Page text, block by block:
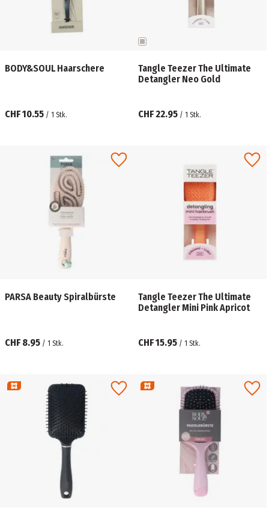
BODY&SOUL Haarschere
CHF 10.55 / 1 Stk.
Tangle Teezer The Ultimate
Detangler Neo Gold
CHF 22.95 / 1 Stk.
PARSA Beauty Spiralbürste
CHF 8.95 / 1 Stk.
Tangle Teezer The Ultimate
Detangler Mini Pink Apricot
CHF 15.95 / 1 Stk.